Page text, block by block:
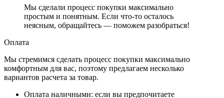
Мы сделали процесс покупки максимально
простым и понятным. Если что-то осталось
неясным, обращайтесь — поможем разобраться!
Оплата
Мы стремимся сделать процесс покупки максимально
комфортным для вас, поэтому предлагаем несколько
вариантов расчета за товар.
Оплата наличными: если вы предпочитаете